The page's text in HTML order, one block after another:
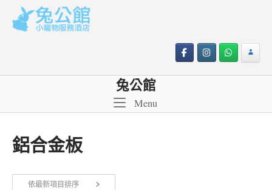
content
兔公館
MenuMenu
鋁合金板
依最新項目排序